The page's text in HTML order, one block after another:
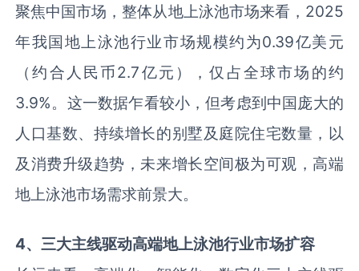
聚焦中国市场，整体从地上泳池市场来看，2025
年我国地上泳池行业市场规模约为0.39亿美元
（约合人民币2.7亿元），仅占全球市场的约
3.9%。这一数据乍看较小，但考虑到中国庞大的
人口基数、持续增长的别墅及庭院住宅数量，以
及消费升级趋势，未来增长空间极为可观，高端
地上泳池市场需求前景大。
4、 三大主线驱动高端地上泳池行业市场扩容